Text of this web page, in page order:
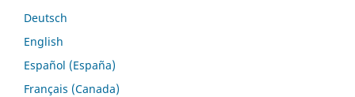
Deutsch
English
Español (España)
Français (Canada)